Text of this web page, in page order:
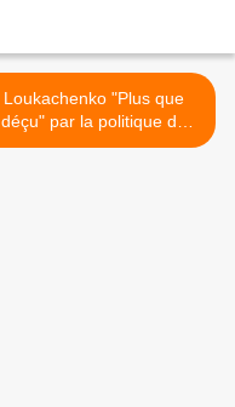
Loukachenko "Plus que
déçu" par la politique de
l'Ue envers la Biélorussie >